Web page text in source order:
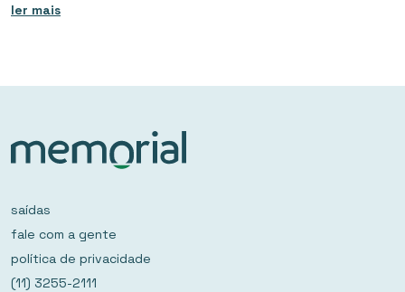
ler mais
saídas
fale com a gente
política de privacidade
(11) 3255-2111